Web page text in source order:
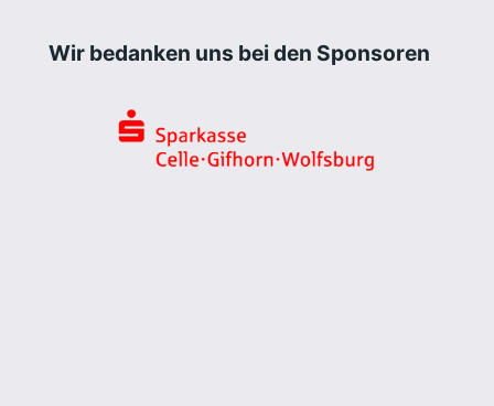
Wir bedanken uns bei den Sponsoren